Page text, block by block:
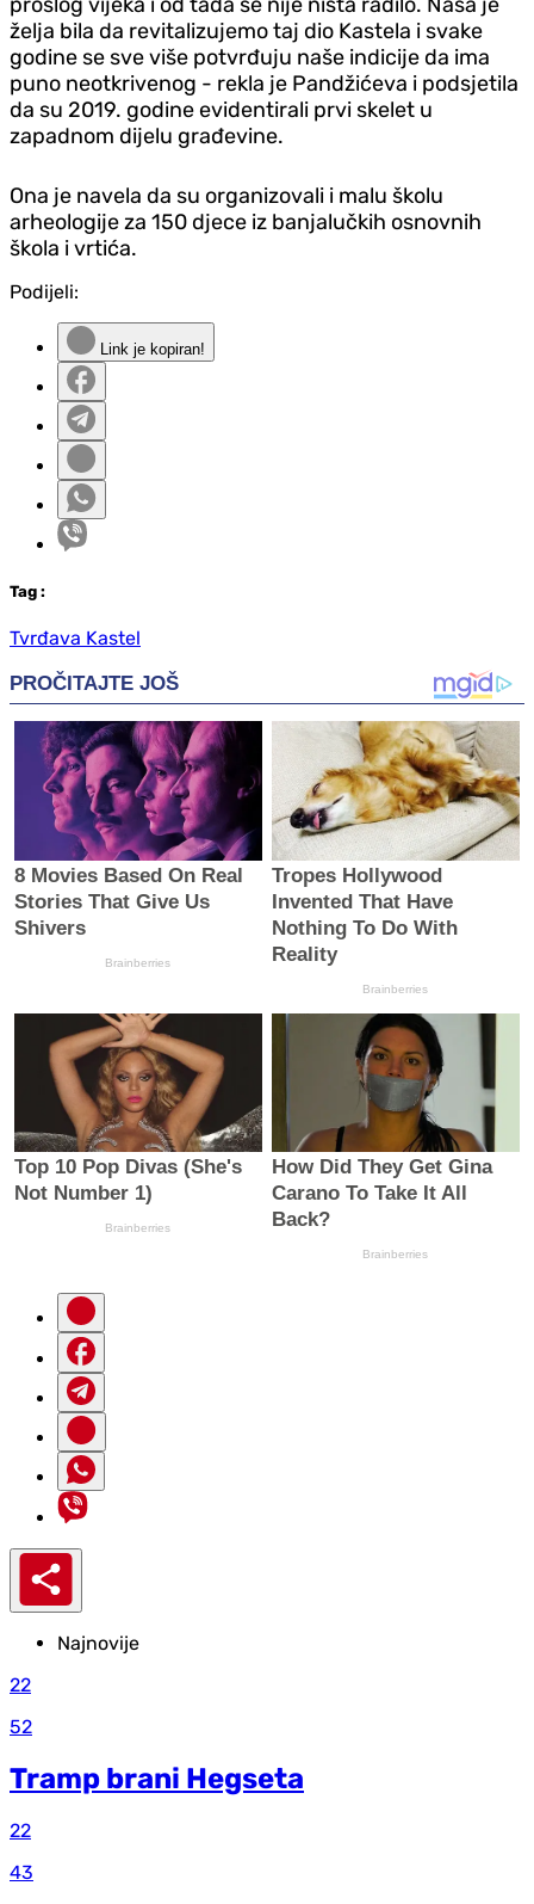
želja bila da revitalizujemo taj dio Kastela i svake
godine se sve više potvrđuju naše indicije da ima
puno neotkrivenog - rekla je Pandžićeva i podsjetila
da su 2019. godine evidentirali prvi skelet u
zapadnom dijelu građevine.
Ona je navela da su organizovali i malu školu
arheologije za 150 djece iz banjalučkih osnovnih
škola i vrtića.
Podijeli:
Link je kopiran!
Tag :
Tvrđava Kastel
Najnovije
22
52
Tramp brani Hegseta
22
43